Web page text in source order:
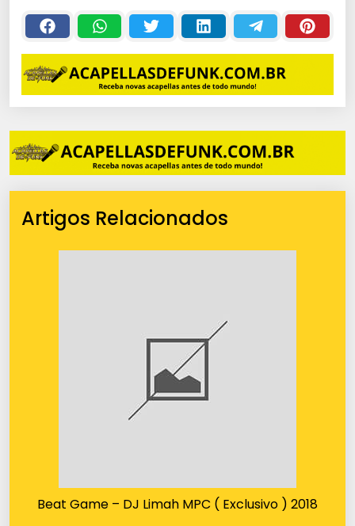
o
r
d
e
á
i
Artigos Relacionados
Beat Game – DJ Limah MPC ( Exclusivo ) 2018